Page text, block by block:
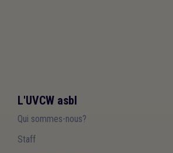
L'UVCW asbl
Qui sommes-nous?
Staff